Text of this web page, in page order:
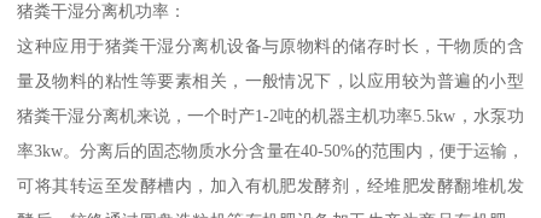
猪粪干湿分离机功率：
这种应用于猪粪干湿分离机设备与原物料的储存时长，干物质的含
量及物料的粘性等要素相关，一般情况下，以应用较为普遍的小型
猪粪干湿分离机来说，一个时产1-2吨的机器主机功率5.5kw，水泵功
率3kw。分离后的固态物质水分含量在40-50%的范围内，便于运输，
可将其转运至发酵槽内，加入有机肥发酵剂，经堆肥发酵翻堆机发